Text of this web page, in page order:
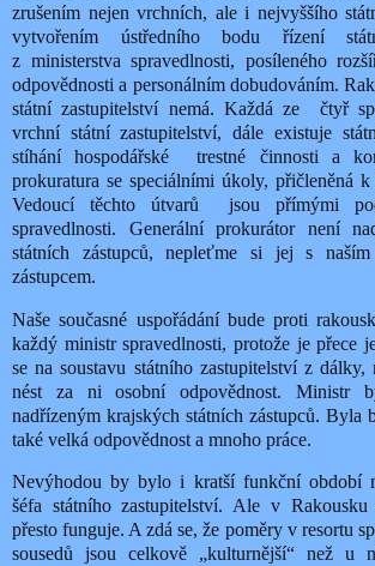
zrušením nejen vrchních, ale i nejvyššího
vytvořením ústředního bodu řízení
z ministerstva spravedlnosti, posíleného
odpovědnosti a personálním dobudováním.
státní zastupitelství nemá. Každá ze
čtyř
vrchní státní zastupitelství, dále existuje
stíhání hospodářské
trestné činnosti a
prokuratura se speciálními úkoly, přičleněná
Vedoucí těchto útvarů
jsou přímými
spravedlnosti. Generální prokurátor není
státních zástupců, nepleťme si jej s naším
zástupcem.
Naše současné uspořádání bude proti
každý ministr spravedlnosti, protože je přece
se na soustavu státního zastupitelství z
nést za ni osobní odpovědnost. Ministr
nadřízeným krajských státních zástupců. Byla
také velká odpovědnost a mnoho práce.
Nevýhodou by bylo i kratší funkční období
šéfa státního zastupitelství. Ale v Rakousku
přesto funguje. A zdá se, že poměry v resortu
sousedů jsou celkově „kulturnější“ než u